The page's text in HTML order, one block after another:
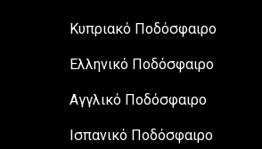
Κυπριακό Ποδόσφαιρο
Ελληνικό Ποδόσφαιρο
Αγγλικό Ποδόσφαιρο
Ισπανικό Ποδόσφαιρο